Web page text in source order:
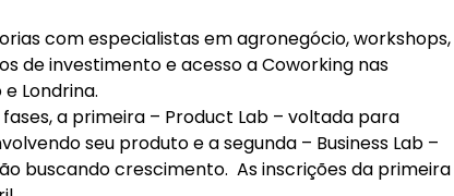
com especialistas em agronegócio, workshops,
de investimento e acesso a Coworking nas
Londrina.
a primeira – Product Lab – voltada para
seu produto e a segunda – Business Lab –
buscando crescimento. As inscrições da primeira